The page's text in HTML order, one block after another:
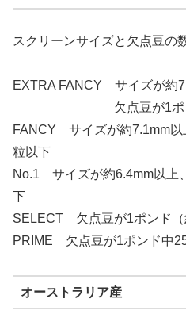
スクリーンサイズと欠点豆の
EXTRA FANCY サイズが約
欠点豆が1ポンド（
FANCY サイズが約7.1mm以
粒以下
No.1 サイズが約6.4mm以上
下
SELECT 欠点豆が1ポンド（
PRIME 欠点豆が1ポンド中
オーストラリア産